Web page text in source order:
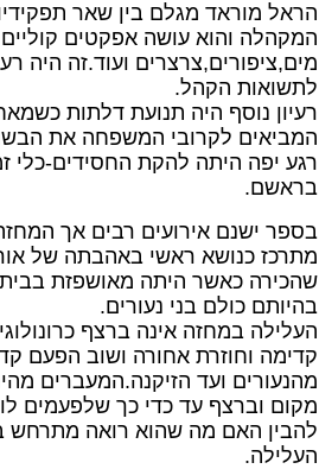
הראל מוראד מגלם בין שאר
המקהלה והוא עושה אפקטים
מים,ציפורים,צרצרים ועוד.זה היה
לתשואות הקהל.
רעיון נוסף היה תנועת דלתות
המביאים לקרובי המשפחה את
רגע יפה היתה להקת החסידים-כלי
בראשם.
בספר ישנם אירועים רבים אך
מתרכז כנושא ראשי באהבתה של
שהכירה כאשר היתה מאושפזת
בהיותם כולם בני נעורים.
העלילה במחזה אינה ברצף
קדימה וחוזרת אחורה ושוב הפעם
מהנעורים ועד הזיקנה.המעברים
מקום וברצף עד כדי כך שלפעמים
להבין האם מה שהוא רואה מתרחש
העלילה.